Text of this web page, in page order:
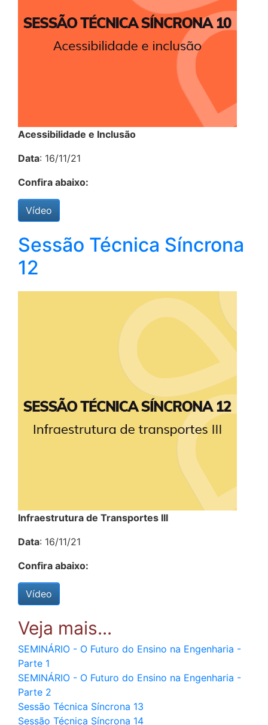
Acessibilidade e Inclusão
Data: 16/11/21
Confira abaixo:
Vídeo
Sessão Técnica Síncrona
12
Infraestrutura de Transportes III
Data: 16/11/21
Confira abaixo:
Vídeo
SEMINÁRIO - O Futuro do Ensino na Engenharia -
Parte 1
SEMINÁRIO - O Futuro do Ensino na Engenharia -
Parte 2
Sessão Técnica Síncrona 13
Sessão Técnica Síncrona 14